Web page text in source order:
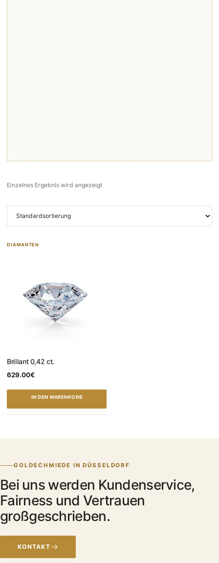
Einzelnes Ergebnis wird angezeigt
DIAMANTEN
Brillant 0,42 ct.
629.00€
IN DEN WARENKORB
GOLDSCHMIEDE IN DÜSSELDORF
Bei uns werden Kundenservice,
Fairness und Vertrauen
großgeschrieben.
KONTAKT